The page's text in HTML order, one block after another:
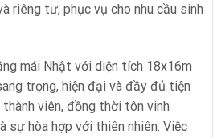
riêng tư, phục vụ cho nhu cầu sinh
mái Nhật với diện tích 18x16m
trọng, hiện đại và đầy đủ tiện
viên, đồng thời tôn vinh
sự hòa hợp với thiên nhiên. Việc